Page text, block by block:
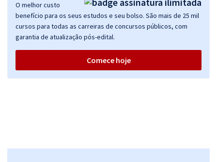
O melhor custo
benefício para os seus estudos e seu bolso. São mais de 25 mil
cursos para todas as carreiras de concursos públicos, com
garantia de atualização pós-edital.
Comece hoje